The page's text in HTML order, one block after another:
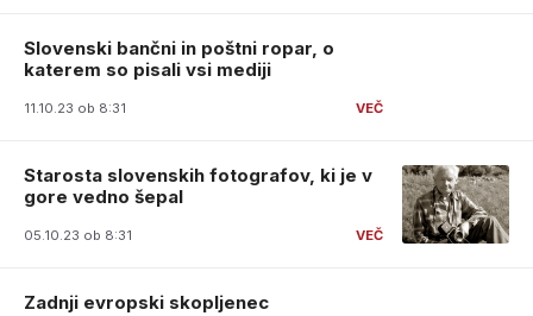
Slovenski bančni in poštni ropar, o
katerem so pisali vsi mediji
11.10.23 ob 8:31
Starosta slovenskih fotografov, ki je v
gore vedno šepal
05.10.23 ob 8:31
Zadnji evropski skopljenec